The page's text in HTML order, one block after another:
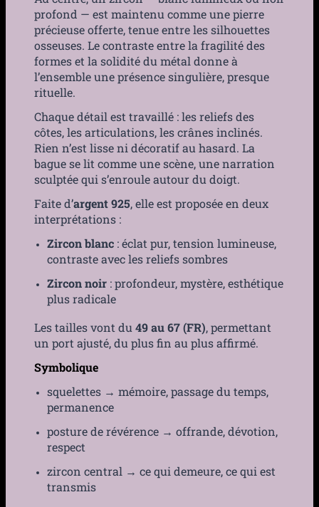
profond — est maintenu comme une pierre
précieuse offerte, tenue entre les silhouettes
osseuses. Le contraste entre la fragilité des
formes et la solidité du métal donne à
l’ensemble une présence singulière, presque
rituelle.
Chaque détail est travaillé : les reliefs des
côtes, les articulations, les crânes inclinés.
Rien n’est lisse ni décoratif au hasard. La
bague se lit comme une scène, une narration
sculptée qui s’enroule autour du doigt.
Faite d’argent 925, elle est proposée en deux
interprétations :
Zircon blanc : éclat pur, tension lumineuse,
contraste avec les reliefs sombres
Zircon noir : profondeur, mystère, esthétique
plus radicale
Les tailles vont du 49 au 67 (FR), permettant
un port ajusté, du plus fin au plus affirmé.
Symbolique
squelettes → mémoire, passage du temps,
permanence
posture de révérence → offrande, dévotion,
respect
zircon central → ce qui demeure, ce qui est
transmis